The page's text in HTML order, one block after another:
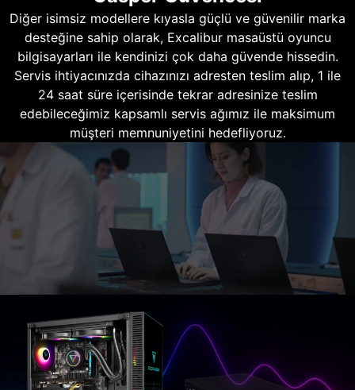
Diğer isimsiz modellere kıyasla güçlü ve güvenilir marka
desteğine sahip olarak, Excalibur masaüstü oyuncu
bilgisayarları ile kendinizi çok daha güvende hissedin.
Servis ihtiyacınızda cihazınızı adresten teslim alıp, 1 ile
24 saat süre içerisinde tekrar adresinize teslim
edebileceğimiz kapsamlı servis ağımız ile maksimum
müşteri memnuniyetini hedefliyoruz.